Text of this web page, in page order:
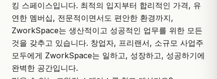
킹 스페이스입니다. 최적의 입지부터 합리적인 가격, 유
연한 멤버십, 전문적이면서도 편안한 환경까지,
ZworkSpace는 생산적이고 성공적인 업무를 위한 모든
것을 갖추고 있습니다. 창업자, 프리랜서, 소규모 사업주
모두에게 ZworkSpace는 일하고, 성장하고, 성공하기에
완벽한 공간입니다.